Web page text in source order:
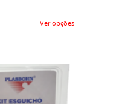
Ver opções